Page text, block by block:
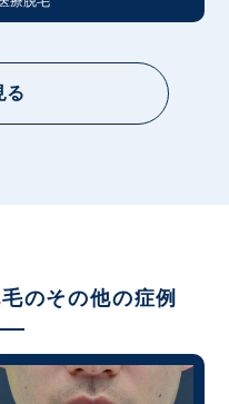
る
のその他の症例